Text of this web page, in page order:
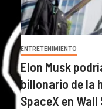
ENTRETENIMIENTO
Elon Musk
billonario de la
SpaceX en